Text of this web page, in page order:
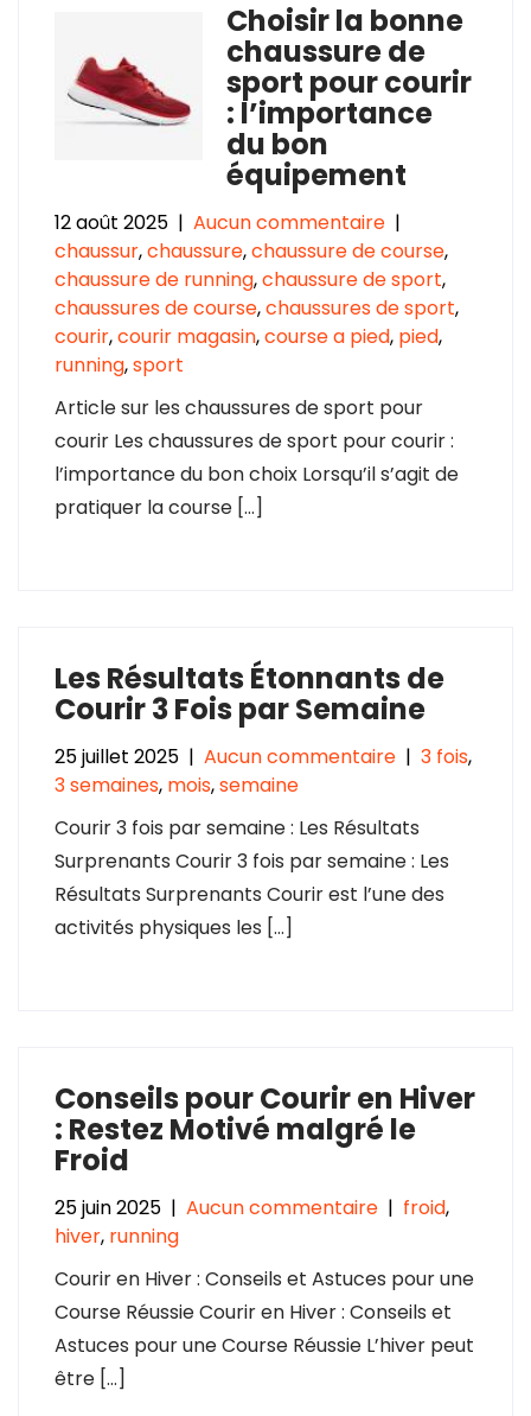
Choisir la bonne
chaussure de
sport pour courir
: l’importance
du bon
équipement
12 août 2025 | Aucun commentaire |
chaussur,chaussure,chaussure de course,
chaussure de running,chaussure de sport,
chaussures de course,chaussures de sport,
courir,courir magasin,course a pied, pied,
running,sport
Article sur les chaussures de sport pour
courir Les chaussures de sport pour courir :
l’importance du bon choix Lorsqu’il s’agit de
pratiquer la course […]
Les Résultats Étonnants de
Courir 3 Fois par Semaine
25 juillet 2025 | Aucun commentaire | 3 fois,
3 semaines, mois,semaine
Courir 3 fois par semaine : Les Résultats
Surprenants Courir 3 fois par semaine : Les
Résultats Surprenants Courir est l’une des
activités physiques les […]
Conseils pour Courir en Hiver
: Restez Motivé malgré le
Froid
25 juin 2025 | Aucun commentaire | froid,
hiver, running
Courir en Hiver : Conseils et Astuces pour une
Course Réussie Courir en Hiver : Conseils et
Astuces pour une Course Réussie L’hiver peut
être […]